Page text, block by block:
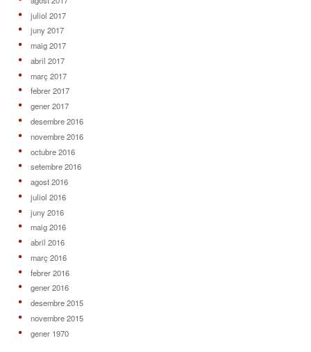
juliol 2017
juny 2017
maig 2017
abril 2017
març 2017
febrer 2017
gener 2017
desembre 2016
novembre 2016
octubre 2016
setembre 2016
agost 2016
juliol 2016
juny 2016
maig 2016
abril 2016
març 2016
febrer 2016
gener 2016
desembre 2015
novembre 2015
gener 1970